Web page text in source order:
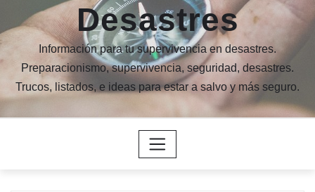
Desastres
Información para tu supervivencia en desastres.
Preparacionismo, supervivencia, seguridad, desastres.
Trucos, listados, e ideas para estar a salvo y más seguro.